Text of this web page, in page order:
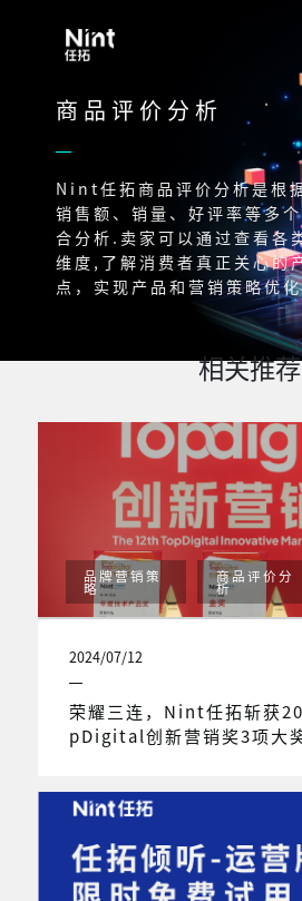
商品评价分析
Nint任拓商品评价分析是根
销售额、销量、好评率等多
合分析.卖家可以通过查看各
维度,了解消费者真正关心的
点，实现产品和营销策略优
相关推荐
品牌营销策
略
商品评价分
析
2024/07/12
荣耀三连，Nint任拓斩获
pDigital创新营销奖3项大奖